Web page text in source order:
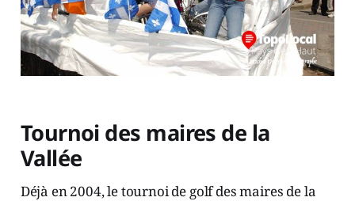
Tournoi des maires de la
Vallée
Déjà en 2004, le tournoi de golf des maires de la